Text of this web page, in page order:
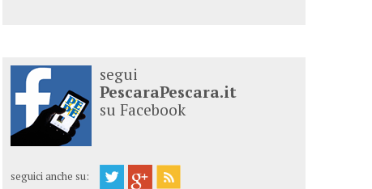
segui
PescaraPescara.it
su Facebook
seguici anche su: